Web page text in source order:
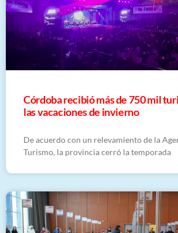
Córdoba recibió más de 750 mil
las vacaciones de invierno
De acuerdo con un relevamiento de la
Turismo, la provincia cerró la temporada